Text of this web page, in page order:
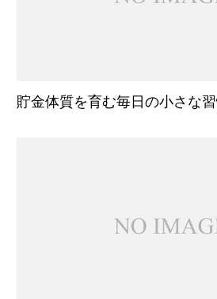
貯金体質を育む毎日の小さな